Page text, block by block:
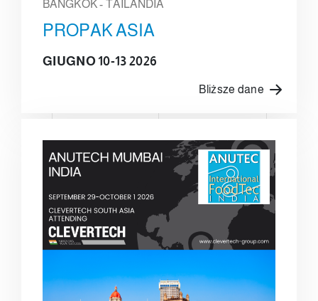
BANGKOK - TAILANDIA
PROPAK ASIA
GIUGNO 10-13 2026
Bliższe dane